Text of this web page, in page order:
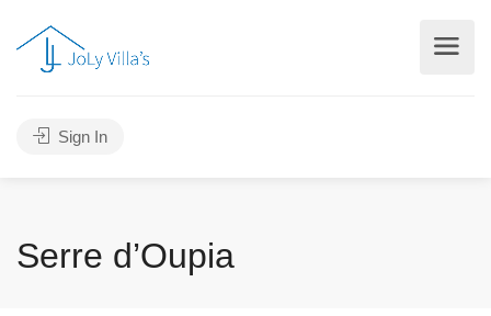
Sign In
Serre d’Oupia